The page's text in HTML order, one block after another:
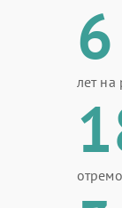
6
лет на